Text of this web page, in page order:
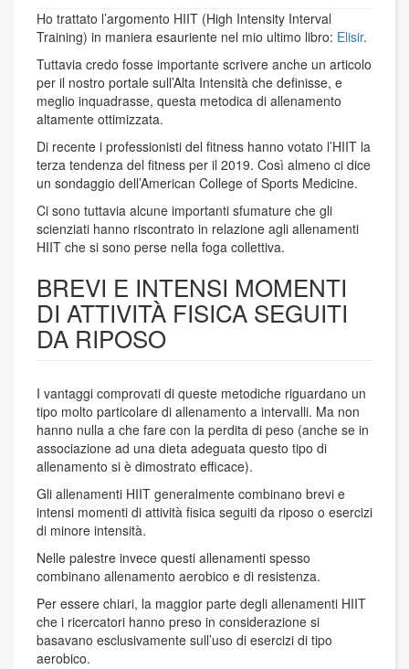
Ho trattato l’argomento HIIT (High Intensity Interval
Training) in maniera esauriente nel mio ultimo libro: Elisir.
Tuttavia credo fosse importante scrivere anche un articolo
per il nostro portale sull’Alta Intensità che definisse, e
meglio inquadrasse, questa metodica di allenamento
altamente ottimizzata.
Di recente i professionisti del fitness hanno votato l’HIIT la
terza tendenza del fitness per il 2019. Così almeno ci dice
un sondaggio dell’American College of Sports Medicine.
Ci sono tuttavia alcune importanti sfumature che gli
scienziati hanno riscontrato in relazione agli allenamenti
HIIT che si sono perse nella foga collettiva.
BREVI E INTENSI MOMENTI
DI ATTIVITÀ FISICA SEGUITI
DA RIPOSO
I vantaggi comprovati di queste metodiche riguardano un
tipo molto particolare di allenamento a intervalli. Ma non
hanno nulla a che fare con la perdita di peso (anche se in
associazione ad una dieta adeguata questo tipo di
allenamento si è dimostrato efficace).
Gli allenamenti HIIT generalmente combinano brevi e
intensi momenti di attività fisica seguiti da riposo o esercizi
di minore intensità.
Nelle palestre invece questi allenamenti spesso
combinano allenamento aerobico e di resistenza.
Per essere chiari, la maggior parte degli allenamenti HIIT
che i ricercatori hanno preso in considerazione si
basavano esclusivamente sull’uso di esercizi di tipo
aerobico.